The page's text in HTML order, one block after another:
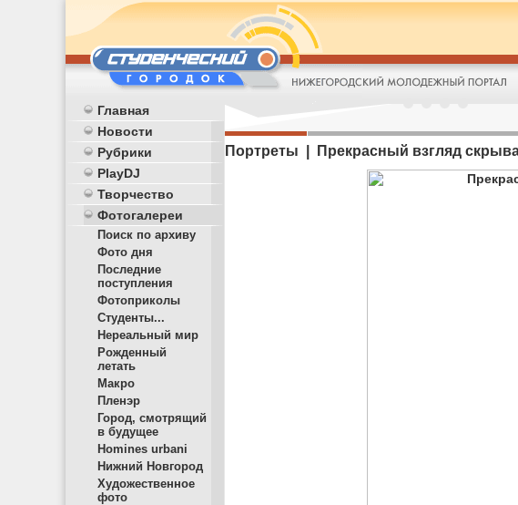
Главная
Новости
Рубрики
PlayDJ
Творчество
Фотогалереи
Поиск по архиву
Фото дня
Последние
поступления
Фотоприколы
Студенты...
Нереальный мир
Рожденный
летать
Макро
Пленэр
Город, смотрящий
в будущее
Homines urbani
Нижний Новгород
Художественное
фото
Портреты | Прекрасный взгляд